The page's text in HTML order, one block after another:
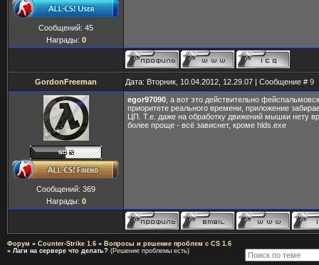
Сообщений: 45
Награды: 0
GordonFreeman Дата: Вторник, 10.04.2012, 12.29.07 | Сообщение # 9
Сообщений: 369
Награды: 0
egor97090 , а вот это действительно
приоритете реального времени, приложение
ЦП. Т.е. даже на обработку движений мышки нету
более проще - всё зависнет, кроме hlds.exe
Форум » Counter-Strike 1.6 » Вопросы и решение проблем с CS 1.6
» Лаги на сервере что делать? (Решение проблемы есть)